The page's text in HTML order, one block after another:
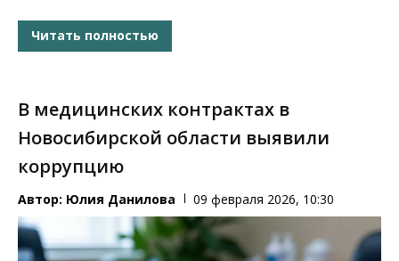
Читать полностью
В медицинских контрактах в
Новосибирской области выявили
коррупцию
Автор: Юлия Данилова 09 февраля 2026, 10:30